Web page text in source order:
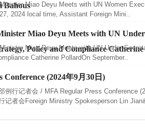
BahousMiao Deyu Meets with UN Women
2024 local time, Assistant Foreign Mini..
Miao Deyu Meets with UN
Policy and Compliance
Miao Deyu Meets with UN Under-
Catherine PollardOn September..
Conference (2024年9月30日)
行记者会 / MFA Regular Press Conference
记者会Foreign Ministry Spokesperson Lin